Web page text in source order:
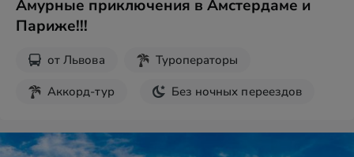
Амурные приключения в Амстердаме и
Париже!!!
от Львова
Туроператоры
Аккорд-тур
Без ночных переездов